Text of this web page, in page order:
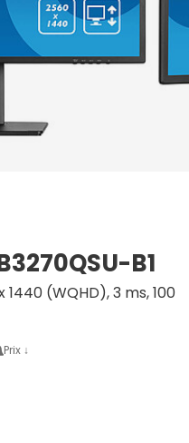
B1
1440 (WQHD), 3 ms, 100
Prix ↓